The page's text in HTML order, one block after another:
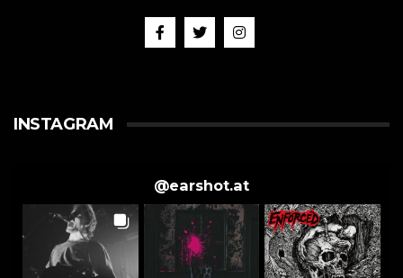
INSTAGRAM
@earshot.at